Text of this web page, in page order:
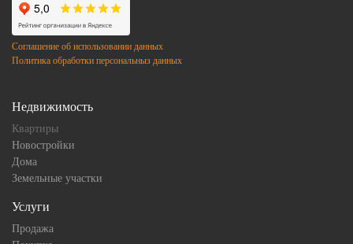
Соглашение об использовании данных
Политика обработки персональныз данных
Недвижимость
Квартиры
Новостройки
Дома
Земельные участки
Услуги
Продажа